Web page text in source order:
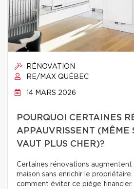
RÉNOVATION
RE/MAX QUÉBEC
14 MARS 2026
POURQUOI CERTAINES
APPAUVRISSENT (MÊME
VAUT PLUS CHER)?
Certaines rénovations augmentent
maison sans enrichir le
comment éviter ce piège financier.